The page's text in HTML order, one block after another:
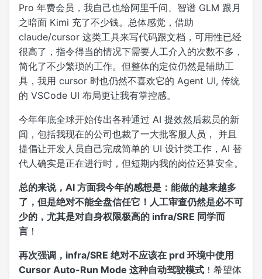
Pro 年费会员，我自己也给阿里千问、智谱 GLM 跟月
之暗面 Kimi 充了不少钱。总体感觉，借助
claude/cursor 这类工具来写代码跟文档，可用性已经
很高了，指令得当的情况下需要人工介入的次数不多，
简化了不少繁琐的工作。但整体的定位仍然是辅助工
具，我用 cursor 时也仍然不喜欢它的 Agent UI, 传统
的 VSCode UI 布局更让我有掌控感。
今年年底全球开始传出各种通过 AI 提效然后裁员的新
闻，包括我现在的公司也裁了一大批客服人员， 并且
提倡让开发人员自己完成简单的 UI 设计类工作，AI 替
代人确实是正在进行时，但短期内我的岗位还算安全。
总的来说，AI 方面我今年的感想是：能做的越来越多
了，但是绝对不能全盘信任它！人工审查仍然是必不可
少的，尤其是对自身权限极高的 infra/SRE 同学而
言 ！
再次强调，infra/SRE 绝对不应该在 prd 环境中使用
Cursor Auto-Run Mode 这种自动驾驶模式 ！希望体